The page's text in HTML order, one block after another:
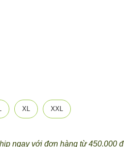
XL XXL
ngay với đơn hàng từ 450.000 đ